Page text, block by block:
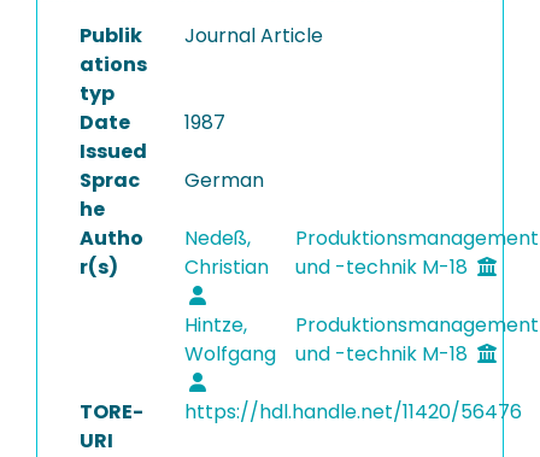
Publik
ations
typ
Journal Article
Date
Issued
1987
Sprac
he
German
Autho
r(s)
Nedeß,
Christian
Produktionsmanagement
und -technik M-18
Hintze,
Wolfgang
Produktionsmanagement
und -technik M-18
TORE-
URI
https://hdl.handle.net/11420/56476